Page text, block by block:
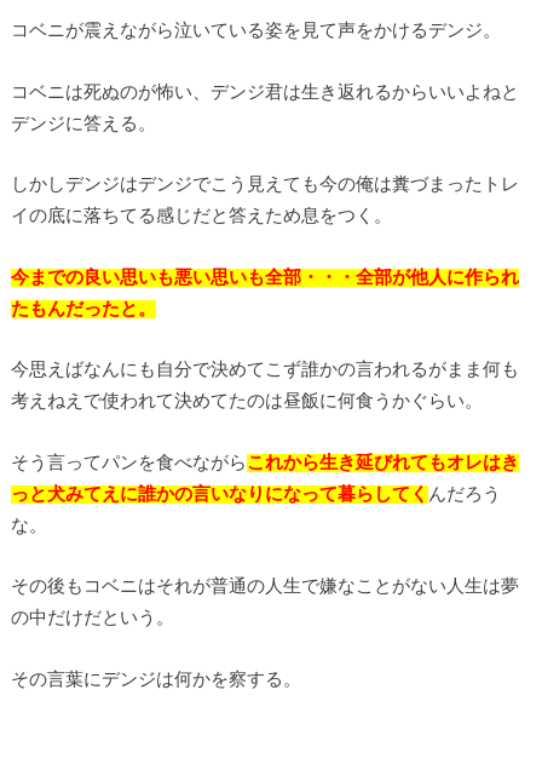
コベニが震えながら泣いている姿を見て声をかけるデンジ。
コベニは死ぬのが怖い、デンジ君は生き返れるからいいよねと
デンジに答える。
しかしデンジはデンジでこう見えても今の俺は糞づまったトレ
イの底に落ちてる感じだと答えため息をつく。
今までの良い思いも悪い思いも全部・・・全部が他人に作られ
たもんだったと。
今思えばなんにも自分で決めてこず誰かの言われるがまま何も
考えねえで使われて決めてたのは昼飯に何食うかぐらい。
そう言ってパンを食べながら これから生き延びれてもオレはき
っと犬みてえに誰かの言いなりになって暮らしてく んだろう
な。
その後もコベニはそれが普通の人生で嫌なことがない人生は夢
の中だけだという。
その言葉にデンジは何かを察する。